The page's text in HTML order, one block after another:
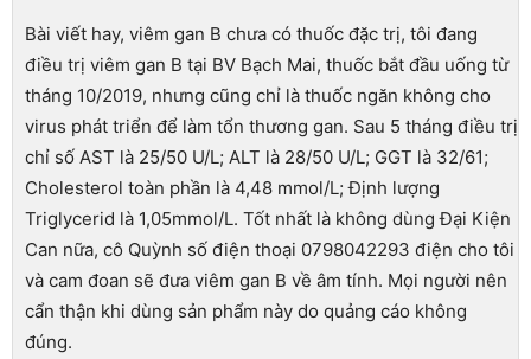
Bài viết hay, viêm gan B chưa có thuốc đặc trị, tôi đang
điều trị viêm gan B tại BV Bạch Mai, thuốc bắt đầu uống từ
tháng 10/2019, nhưng cũng chỉ là thuốc ngăn không cho
virus phát triển để làm tổn thương gan. Sau 5 tháng điều trị
chỉ số AST là 25/50 U/L; ALT là 28/50 U/L; GGT là 32/61;
Cholesterol toàn phần là 4,48 mmol/L; Định lượng
Triglycerid là 1,05mmol/L. Tốt nhất là không dùng Đại Kiện
Can nữa, cô Quỳnh số điện thoại 0798042293 điện cho tôi
và cam đoan sẽ đưa viêm gan B về âm tính. Mọi người nên
cẩn thận khi dùng sản phẩm này do quảng cáo không
đúng.